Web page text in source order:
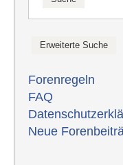
Forenregeln
FAQ
Neue